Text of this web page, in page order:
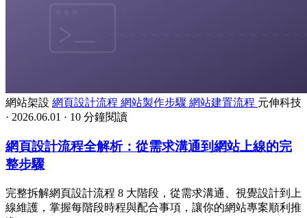
網站架設 網頁設計流程 網站製作步驟 網站建置流程 元伸科技
· 2026.06.01 · 10 分鐘閱讀
網頁設計流程全解析：從需求溝通到網站上線的完
整步驟
完整拆解網頁設計流程 8 大階段，從需求溝通、視覺設計到上
線維護，掌握每階段時程與配合事項，讓你的網站專案順利推